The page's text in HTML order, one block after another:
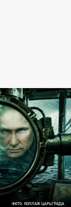
ФОТО: КОЛЛАЖ ЦАРЬГРАДА